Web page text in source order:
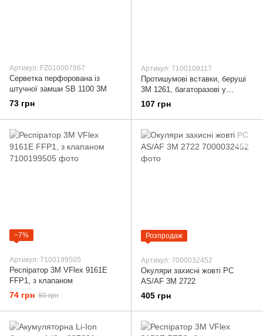
Артикул: FZ010007867
Серветка перфорована із
штучної замши SB 1100 3М
73 грн
Артикул: 7100109117
Протишумові вставки, беруші
3М 1261, багаторазові у
футлярі, SNR 25дБ
107 грн
−7%
Артикул: 7100199505
Респіратор 3М VFlex 9161E
FFP1, з клапаном
74 грн 80 грн
Розпродаж
Артикул: 7000032452
Окуляри захисні жовті PC
AS/AF 3М 2722
405 грн